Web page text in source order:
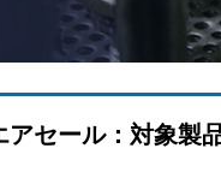
アセール：対象製